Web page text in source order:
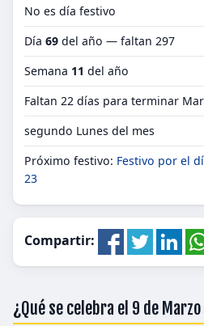
No es día festivo
Día 69 del año — faltan 297
Semana 11 del año
Faltan 22 días para terminar
segundo Lunes del mes
Próximo festivo: Festivo por el
23
Compartir:
¿Qué se celebra el 9 de